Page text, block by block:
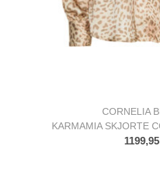
CORNELIA
KARMAMIA SKJORTE